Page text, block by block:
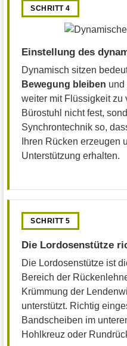
SCHRITT 4
Einstellung des
Dynamisch sitzen
Bewegung bleiben und
weiter mit Flüssigkeit zu
Bürostuhl nicht fest,
Synchrontechnik so,
Ihren Rücken erzeugen
Unterstützung erhalten.
SCHRITT 5
Die Lordosenstütze
Die Lordosenstütze ist
Bereich der
Krümmung der
unterstützt. Richtig
Bandscheiben im
Hohlkreuz oder